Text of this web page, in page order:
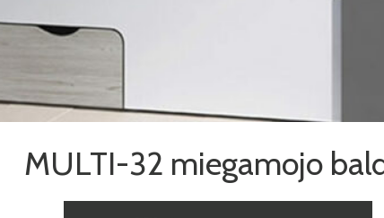
MULTI-32 miegamojo